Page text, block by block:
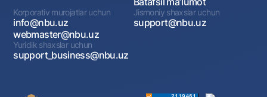
Korporativ murojatlar uchun
info@nbu.uz
webmaster@nbu.uz
Jismoniy shaxslar uchun
support@nbu.uz
Yuridik shaxslar uchun
support_business@nbu.uz